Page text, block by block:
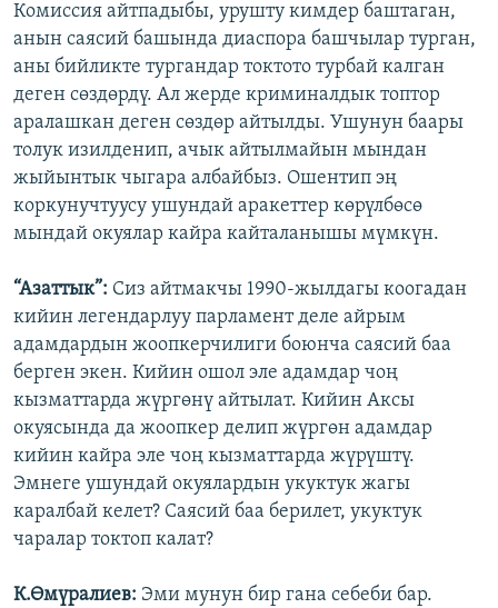
Комиссия айтпадыбы, урушту кимдер баштаган,
анын саясий башында диаспора башчылар турган,
аны бийликте тургандар токтото турбай калган
деген сөздөрдү. Ал жерде криминалдык топтор
аралашкан деген сөздөр айтылды. Ушунун баары
толук изилденип, ачык айтылмайын мындан
жыйынтык чыгара албайбыз. Ошентип эң
коркунучтуусу ушундай аракеттер көрүлбөсө
мындай окуялар кайра кайталанышы мүмкүн.
“Азаттык”: Сиз айтмакчы 1990-жылдагы коогадан
кийин легендарлуу парламент деле айрым
адамдардын жоопкерчилиги боюнча саясий баа
берген экен. Кийин ошол эле адамдар чоң
кызматтарда жүргөнү айтылат. Кийин Аксы
окуясында да жоопкер делип жүргөн адамдар
кийин кайра эле чоң кызматтарда жүрүштү.
Эмнеге ушундай окуялардын укуктук жагы
каралбай келет? Саясий баа берилет, укуктук
чаралар токтоп калат?
К.Өмүралиев: Эми мунун бир гана себеби бар.